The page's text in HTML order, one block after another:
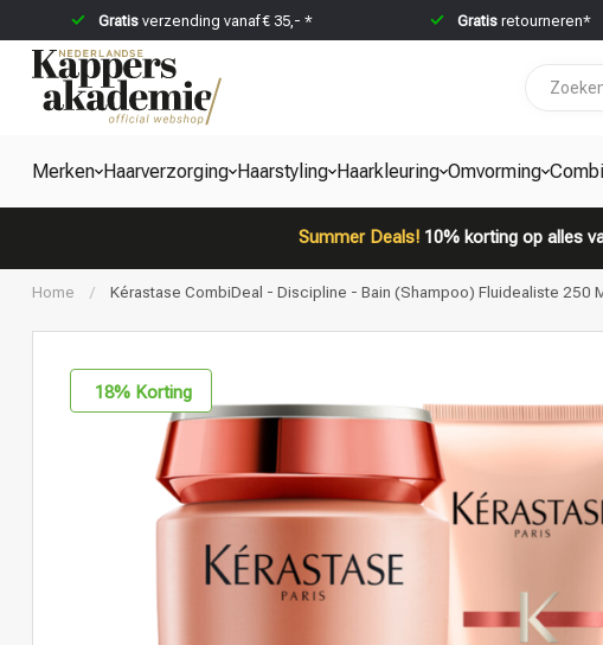
Gratisverzending vanaf € 35,- * Gratisretourneren*
Merken Haarverzorging Haarstyling Haarkleuring Omvorming
Summer Deals!10% korting op alles
Home / Kérastase CombiDeal - Discipline - Bain (Shampoo) Fluidealiste 250
18% Korting